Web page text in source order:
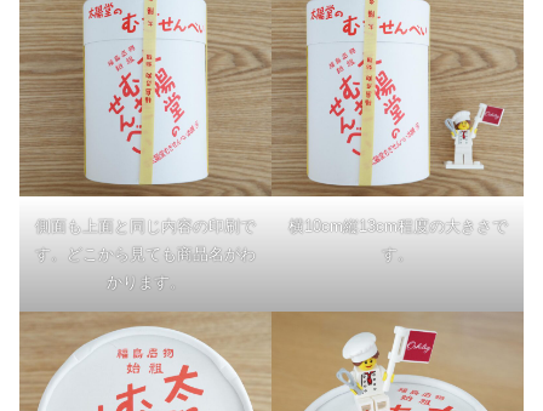
側面も上面と同じ内容の印刷で
す。どこから見ても商品名がわ
かります。
横10cm縦13cm程度の大きさで
す。